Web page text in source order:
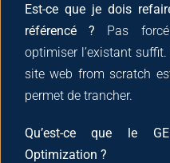
Est-ce que je dois
référencé ? Pas
optimiser l’existant
site web from scratch
permet de trancher.
Qu’est-ce que le
Optimization ?